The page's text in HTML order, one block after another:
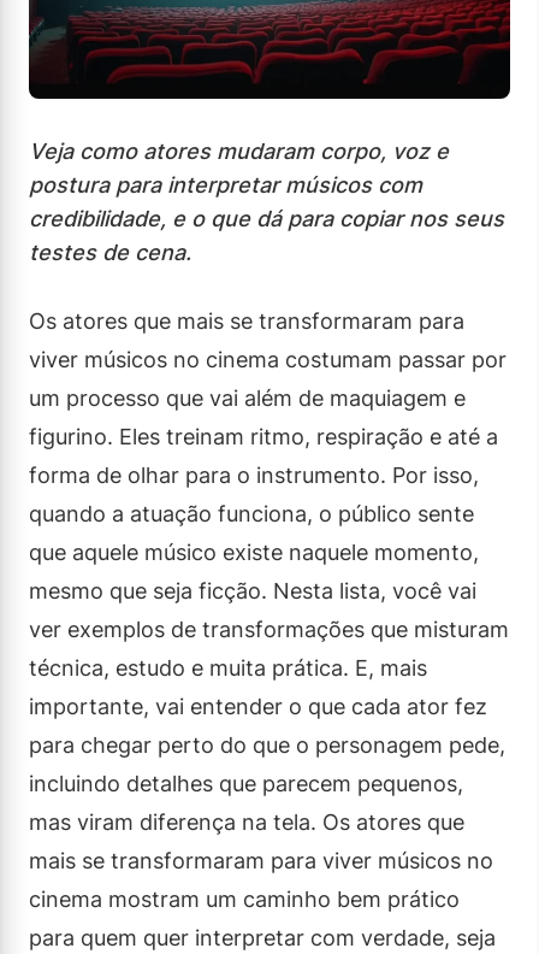
Veja como atores mudaram corpo, voz e
postura para interpretar músicos com
credibilidade, e o que dá para copiar nos seus
testes de cena.
Os atores que mais se transformaram para
viver músicos no cinema costumam passar por
um processo que vai além de maquiagem e
figurino. Eles treinam ritmo, respiração e até a
forma de olhar para o instrumento. Por isso,
quando a atuação funciona, o público sente
que aquele músico existe naquele momento,
mesmo que seja ficção. Nesta lista, você vai
ver exemplos de transformações que misturam
técnica, estudo e muita prática. E, mais
importante, vai entender o que cada ator fez
para chegar perto do que o personagem pede,
incluindo detalhes que parecem pequenos,
mas viram diferença na tela. Os atores que
mais se transformaram para viver músicos no
cinema mostram um caminho bem prático
para quem quer interpretar com verdade, seja